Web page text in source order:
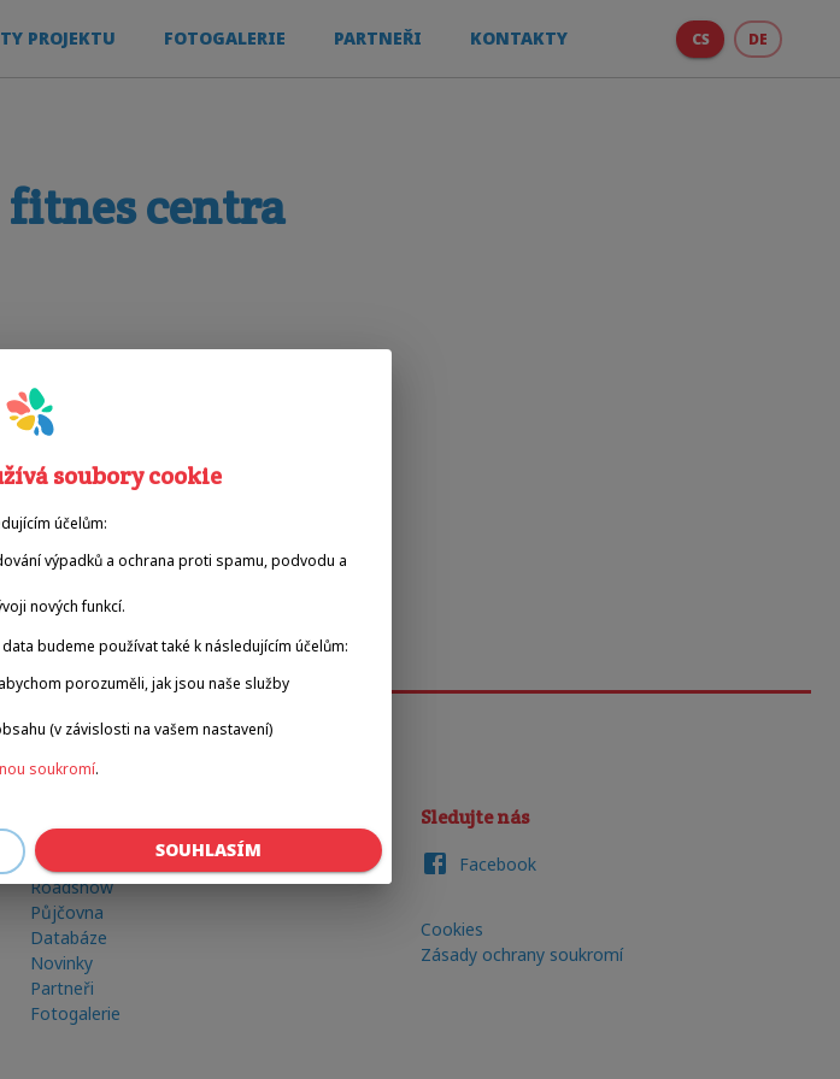
PROJEKTU FOTOGALERIE PARTNEŘI KONTAKTY CS DE
centra
Zimní hry
Roadshow
Půjčovna
Databáze
Novinky
Partneři
Fotogalerie
Sledujte nás
Facebook
Cookies
Zásady ochrany soukromí
soubory cookie
účelům:
výpadků a ochrana proti spamu, podvodu a
nových funkcí.
budeme používat také k následujícím účelům:
porozuměli, jak jsou naše služby
(v závislosti na vašem nastavení)
soukromí.
SOUHLASÍM